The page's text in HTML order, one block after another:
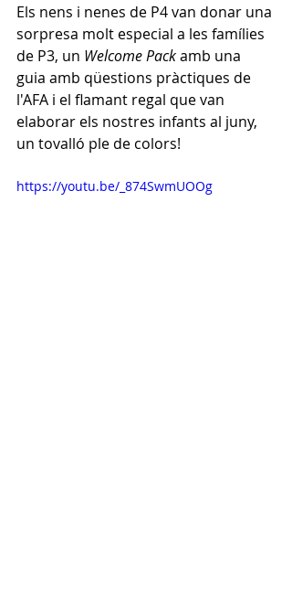
Els nens i nenes de P4 van donar una
sorpresa molt especial a les famílies
de P3, un Welcome Pack amb una
guia amb qüestions pràctiques de
l'AFA i el flamant regal que van
elaborar els nostres infants al juny,
un tovalló ple de colors!
https://youtu.be/_874SwmUOOg